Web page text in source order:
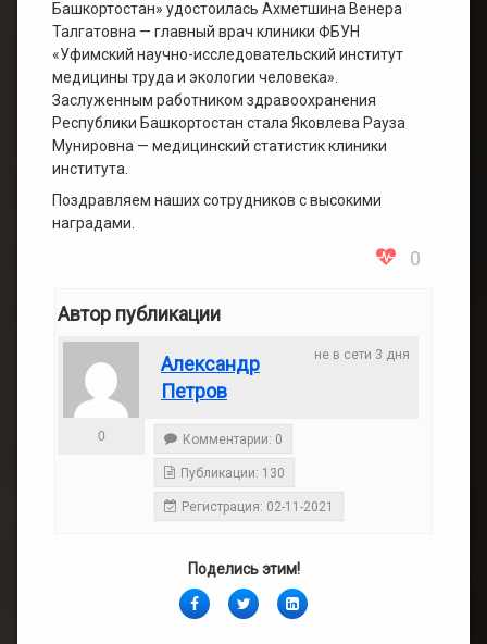
Башкортостан» удостоилась Ахметшина Венера
Талгатовна — главный врач клиники ФБУН
«Уфимский научно-исследовательский институт
медицины труда и экологии человека».
Заслуженным работником здравоохранения
Республики Башкортостан стала Яковлева Рауза
Мунировна — медицинский статистик клиники
института.
Поздравляем наших сотрудников с высокими
наградами.
0
Автор публикации
не в сети 3 дня
Александр
Петров
0 Комментарии: 0
Публикации: 130
Регистрация: 02-11-2021
Поделись этим!
FacebookTwitterLinkedIn